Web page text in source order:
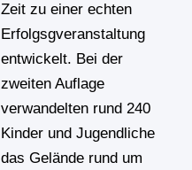
Zeit zu einer echten
Erfolgsgveranstaltung
entwickelt. Bei der
zweiten Auflage
verwandelten rund 240
Kinder und Jugendliche
das Gelände rund um